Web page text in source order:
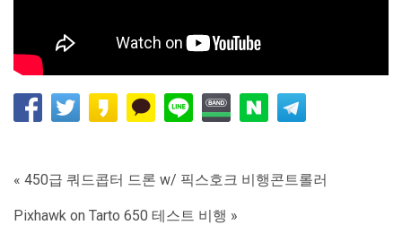
« 450급 쿼드콥터 드론 w/ 픽스호크 비행콘트롤러
Pixhawk on Tarto 650 테스트 비행 »